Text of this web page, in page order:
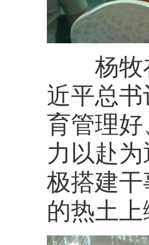
杨牧
近平总书
育管理
力以赴
极搭建
的热土